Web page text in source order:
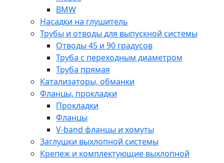
BMW
Насадки на глушитель
Трубы и отводы для выпускной системы
Отводы 45 и 90 градусов
Труба с переходным диаметром
Труба прямая
Катализаторы, обманки
Фланцы, прокладки
Прокладки
Фланцы
V-band фланцы и хомуты
Заглушки выхлопной системы
Крепеж и комплектующие выхлопной